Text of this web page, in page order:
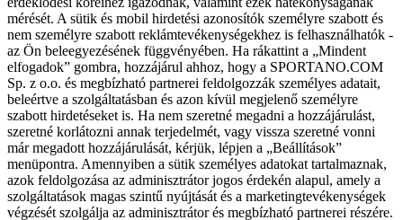
mérését. A sütik és mobil hirdetési azonosítók személyre szabott és
nem személyre szabott reklámtevékenységekhez is felhasználhatók -
az Ön beleegyezésének függvényében. Ha rákattint a „Mindent
elfogadok” gombra, hozzájárul ahhoz, hogy a SPORTANO.COM
Sp. z o.o. és megbízható partnerei feldolgozzák személyes adatait,
beleértve a szolgáltatásban és azon kívül megjelenő személyre
szabott hirdetéseket is. Ha nem szeretné megadni a hozzájárulást,
szeretné korlátozni annak terjedelmét, vagy vissza szeretné vonni
már megadott hozzájárulását, kérjük, lépjen a „Beállítások”
menüpontra. Amennyiben a sütik személyes adatokat tartalmaznak,
azok feldolgozása az adminisztrátor jogos érdekén alapul, amely a
szolgáltatások magas szintű nyújtását és a marketingtevékenységek
végzését szolgálja az adminisztrátor és megbízható partnerei részére.